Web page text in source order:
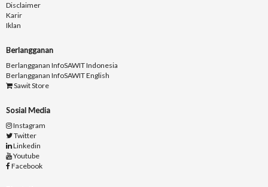
Disclaimer
Karir
Iklan
Berlangganan
Berlangganan InfoSAWIT Indonesia
Berlangganan InfoSAWIT English
Sawit Store
Sosial Media
Instagram
Twitter
Linkedin
Youtube
Facebook